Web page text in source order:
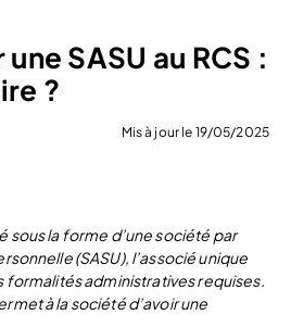
SASU au RCS :
?
Mis à jour le 19/05/2025
sous la forme d’une société par
(SASU), l’associé unique
formalités administratives requises.
à la société d’avoir une